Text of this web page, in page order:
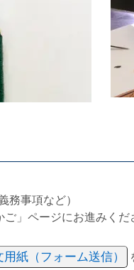
務事項など）
ご」ページにお進みく
用紙（フォーム送信）